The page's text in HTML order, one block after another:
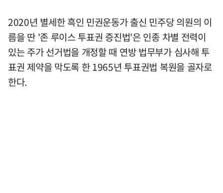
2020년 별세한 흑인 민권운동가 출신 민주당 의원의 이
름을 딴 '존 루이스 투표권 증진법'은 인종 차별 전력이
있는 주가 선거법을 개정할 때 연방 법무부가 심사해 투
표권 제약을 막도록 한 1965년 투표권법 복원을 골자로
한다.